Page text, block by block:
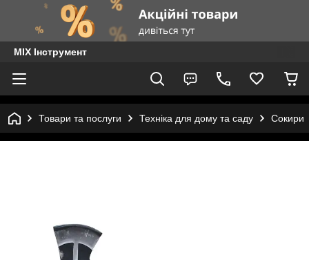
MIX Інструмент
Товари та послуги Техніка для дому та саду Сокири